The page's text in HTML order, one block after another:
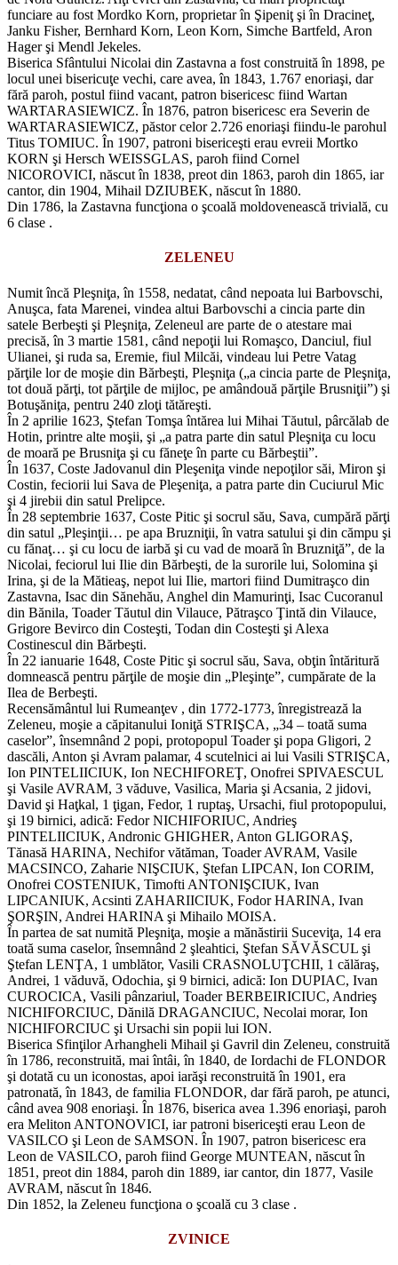
funciare au fost Mordko Korn, proprietar în Şipeniţ şi în Dracineţ,
Janku Fisher, Bernhard Korn, Leon Korn, Simche Bartfeld, Aron
Hager şi Mendl Jekeles.
Biserica Sfântului Nicolai din Zastavna a fost construită în 1898, pe
locul unei bisericuţe vechi, care avea, în 1843, 1.767 enoriaşi, dar
fără paroh, postul fiind vacant, patron bisericesc fiind Wartan
WARTARASIEWICZ. În 1876, patron bisericesc era Severin de
WARTARASIEWICZ, păstor celor 2.726 enoriaşi fiindu-le parohul
Titus TOMIUC. În 1907, patroni bisericeşti erau evreii Mortko
KORN şi Hersch WEISSGLAS, paroh fiind Cornel
NICOROVICI, născut în 1838, preot din 1863, paroh din 1865, iar
cantor, din 1904, Mihail DZIUBEK, născut în 1880.
Din 1786, la Zastavna funcţiona o şcoală moldovenească trivială, cu
6 clase .
ZELENEU
Numit încă Pleşniţa, în 1558, nedatat, când nepoata lui Barbovschi,
Anuşca, fata Marenei, vindea altui Barbovschi a cincia parte din
satele Berbeşti şi Pleşniţa, Zeleneul are parte de o atestare mai
precisă, în 3 martie 1581, când nepoţii lui Romaşco, Danciul, fiul
Ulianei, şi ruda sa, Eremie, fiul Milcăi, vindeau lui Petre Vatag
părţile lor de moşie din Bărbeşti, Pleşniţa („a cincia parte de Pleşniţa,
tot două părţi, tot părţile de mijloc, pe amândouă părţile Brusniţii”) şi
Botuşăniţa, pentru 240 zloţi tătăreşti.
În 2 aprilie 1623, Ştefan Tomşa întărea lui Mihai Tăutul, pârcălab de
Hotin, printre alte moşii, şi „a patra parte din satul Pleşniţa cu locu
de moară pe Brusniţa şi cu făneţe în parte cu Bărbeştii”.
În 1637, Coste Jadovanul din Pleşeniţa vinde nepoţilor săi, Miron şi
Costin, feciorii lui Sava de Pleşeniţa, a patra parte din Cuciurul Mic
şi 4 jirebii din satul Prelipce.
În 28 septembrie 1637, Coste Pitic şi socrul său, Sava, cumpără părţi
din satul „Pleşinţii… pe apa Bruzniţii, în vatra satului şi din cămpu şi
cu fănaţ… şi cu locu de iarbă şi cu vad de moară în Bruzniţă”, de la
Nicolai, feciorul lui Ilie din Bărbeşti, de la surorile lui, Solomina şi
Irina, şi de la Mătieaş, nepot lui Ilie, martori fiind Dumitraşco din
Zastavna, Isac din Sănehău, Anghel din Mamurinţi, Isac Cucoranul
din Bănila, Toader Tăutul din Vilauce, Pătraşco Ţintă din Vilauce,
Grigore Bevirco din Costeşti, Todan din Costeşti şi Alexa
Costinescul din Bărbeşti.
În 22 ianuarie 1648, Coste Pitic şi socrul său, Sava, obţin întăritură
domnească pentru părţile de moşie din „Pleşinţe”, cumpărate de la
Ilea de Berbeşti.
Recensământul lui Rumeanţev , din 1772-1773, înregistrează la
Zeleneu, moşie a căpitanului Ioniţă STRIŞCA, „34 – toată suma
caselor”, însemnând 2 popi, protopopul Toader şi popa Gligori, 2
dascăli, Anton şi Avram palamar, 4 scutelnici ai lui Vasili STRIŞCA,
Ion PINTELIICIUK, Ion NECHIFOREŢ, Onofrei SPIVAESCUL
şi Vasile AVRAM, 3 văduve, Vasilica, Maria şi Acsania, 2 jidovi,
David şi Haţkal, 1 ţigan, Fedor, 1 ruptaş, Ursachi, fiul protopopului,
şi 19 birnici, adică: Fedor NICHIFORIUC, Andrieş
PINTELIICIUK, Andronic GHIGHER, Anton GLIGORAŞ,
Tănasă HARINA, Nechifor vătăman, Toader AVRAM, Vasile
MACSINCO, Zaharie NIŞCIUK, Ştefan LIPCAN, Ion CORIM,
Onofrei COSTENIUK, Timofti ANTONIŞCIUK, Ivan
LIPCANIUK, Acsinti ZAHARIICIUK, Fodor HARINA, Ivan
ŞORŞIN, Andrei HARINA şi Mihailo MOISA.
În partea de sat numită Pleşniţa, moşie a mănăstirii Suceviţa, 14 era
toată suma caselor, însemnând 2 şleahtici, Ştefan SĂVĂSCUL şi
Ştefan LENŢA, 1 umblător, Vasili CRASNOLUŢCHII, 1 călăraş,
Andrei, 1 văduvă, Odochia, şi 9 birnici, adică: Ion DUPIAC, Ivan
CUROCICA, Vasili pânzariul, Toader BERBEIRICIUC, Andrieş
NICHIFORCIUC, Dănilă DRAGANCIUC, Necolai morar, Ion
NICHIFORCIUC şi Ursachi sin popii lui ION.
Biserica Sfinţilor Arhangheli Mihail şi Gavril din Zeleneu, construită
în 1786, reconstruită, mai întâi, în 1840, de Iordachi de FLONDOR
şi dotată cu un iconostas, apoi iarăşi reconstruită în 1901, era
patronată, în 1843, de familia FLONDOR, dar fără paroh, pe atunci,
când avea 908 enoriaşi. În 1876, biserica avea 1.396 enoriaşi, paroh
era Meliton ANTONOVICI, iar patroni bisericeşti erau Leon de
VASILCO şi Leon de SAMSON. În 1907, patron bisericesc era
Leon de VASILCO, paroh fiind George MUNTEAN, născut în
1851, preot din 1884, paroh din 1889, iar cantor, din 1877, Vasile
AVRAM, născut în 1846.
Din 1852, la Zeleneu funcţiona o şcoală cu 3 clase .
ZVINICE